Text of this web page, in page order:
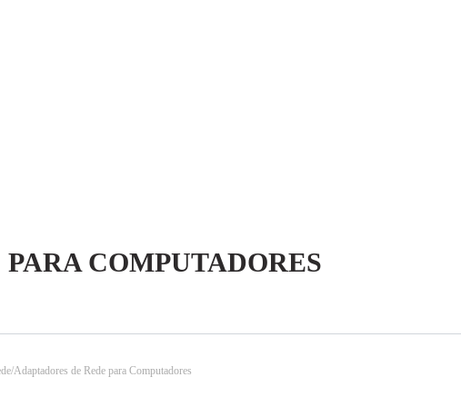
COMPUTADORES
Adaptadores de Rede para Computadores